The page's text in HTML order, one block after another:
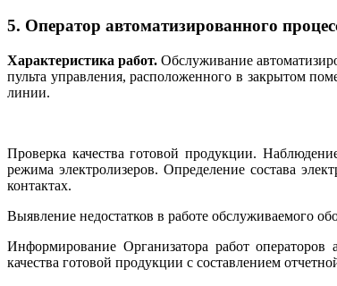
5. Оператор автоматизированного
Характеристика работ. Обслуживание
пульта управления, расположенного в закрытом
линии.
Проверка качества готовой продукции.
режима электролизеров. Определение состава
контактах.
Выявление недостатков в работе обслуживаемого
Информирование Организатора работ операторов
качества готовой продукции с составлением